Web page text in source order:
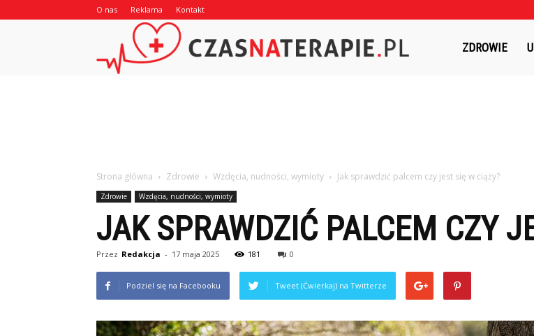
O nas Reklama Kontakt
Czasnaterapie.plZDROWIE
Strona główna Zdrowie Wzdęcia, nudności, wymioty Jak sprawdzić palcem czy jest się w ciąży?
Zdrowie Wzdęcia, nudności, wymioty
JAK SPRAWDZIĆ PALCEM CZY
Przez Redakcja - 17 maja 2025 181 0
Podziel się na Facebooku Tweet (Ćwierkaj) na Twitterze